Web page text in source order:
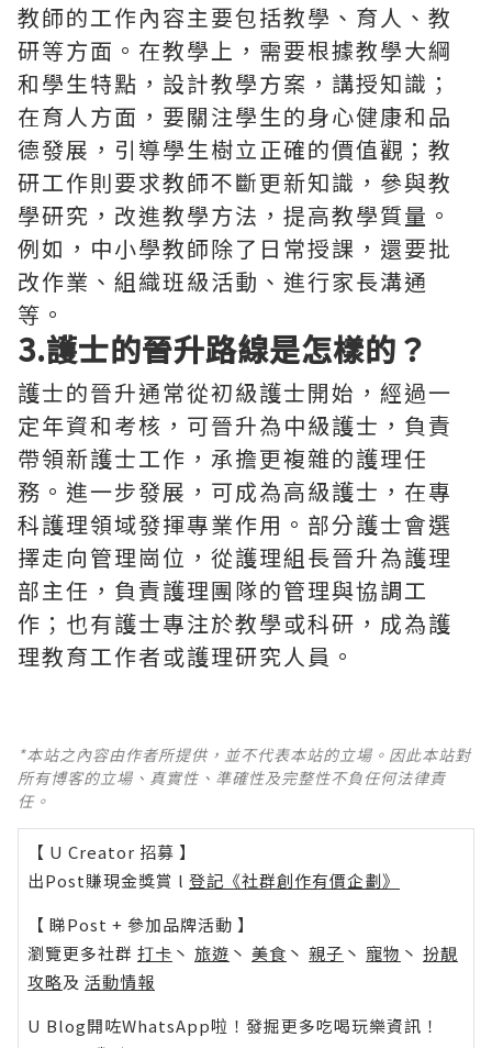
教師的工作內容主要包括教學、育人、教
研等方面。在教學上，需要根據教學大綱
和學生特點，設計教學方案，講授知識；
在育人方面，要關注學生的身心健康和品
德發展，引導學生樹立正確的價值觀；教
研工作則要求教師不斷更新知識，參與教
學研究，改進教學方法，提高教學質量。
例如，中小學教師除了日常授課，還要批
改作業、組織班級活動、進行家長溝通
等。
3.護士的晉升路線是怎樣的？
護士的晉升通常從初級護士開始，經過一
定年資和考核，可晉升為中級護士，負責
帶領新護士工作，承擔更複雜的護理任
務。進一步發展，可成為高級護士，在專
科護理領域發揮專業作用。部分護士會選
擇走向管理崗位，從護理組長晉升為護理
部主任，負責護理團隊的管理與協調工
作；也有護士專注於教學或科研，成為護
理教育工作者或護理研究人員。
*本站之內容由作者所提供，並不代表本站的立場。因此本站對
所有博客的立場、真實性、準確性及完整性不負任何法律責
任。
【 U Creator 招募 】
出Post賺現金獎賞 l 登記《社群創作有價企劃》
【 睇Post + 參加品牌活動 】
瀏覽更多社群 打卡 丶 旅遊 丶 美食 丶 親子 丶 寵物 丶 扮靚
攻略及 活動情報
U Blog開咗WhatsApp啦！發掘更多吃喝玩樂資訊！